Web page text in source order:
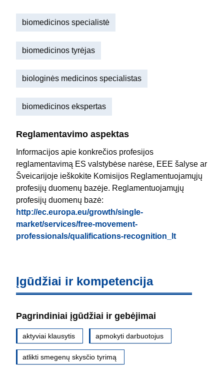
biomedicinos specialistė
biomedicinos tyrėjas
biologinės medicinos specialistas
biomedicinos ekspertas
Reglamentavimo aspektas
Informacijos apie konkrečios profesijos
reglamentavimą ES valstybėse narėse, EEE šalyse ar
Šveicarijoje ieškokite Komisijos Reglamentuojamųjų
profesijų duomenų bazėje. Reglamentuojamųjų
profesijų duomenų bazė:
http://ec.europa.eu/growth/single-
market/services/free-movement-
professionals/qualifications-recognition_lt
Įgūdžiai ir kompetencija
Pagrindiniai įgūdžiai ir gebėjimai
aktyviai klausytis apmokyti darbuotojus
atlikti smegenų skysčio tyrimą